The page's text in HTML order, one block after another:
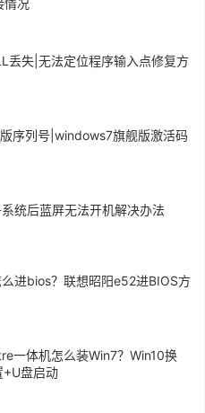
情况
丢失|无法定位程序输入点修复方
序列号|windows7旗舰版激活码
统后蓝屏无法开机解决办法
进bios？联想昭阳e52进BIOS方
一体机怎么装Win7？Win10换
+U盘启动